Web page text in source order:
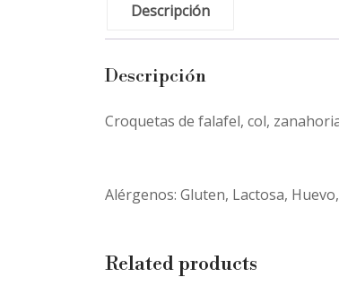
Descripción
Descripción
Croquetas de falafel, col,
Alérgenos: Gluten, Lactosa,
Related products